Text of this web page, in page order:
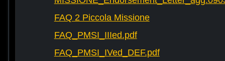
FAQ 2 Piccola Missione
FAQ_PMSI_IIIed.pdf
FAQ_PMSI_IVed_DEF.pdf